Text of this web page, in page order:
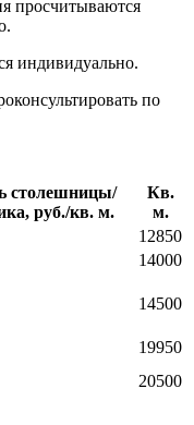
просчитываются
индивидуально.
по
столешницы/
руб./кв. м.
Кв.
м.
12850
14000
14500
19950
20500